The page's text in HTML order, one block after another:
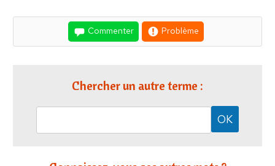
Commenter Problème
Chercher un autre terme :